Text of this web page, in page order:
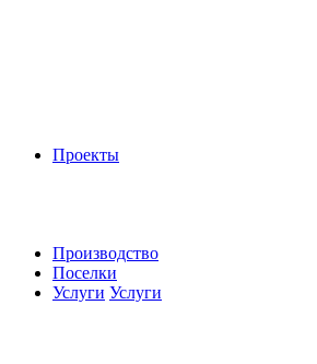
Проекты
Производство
Поселки
Услуги Услуги